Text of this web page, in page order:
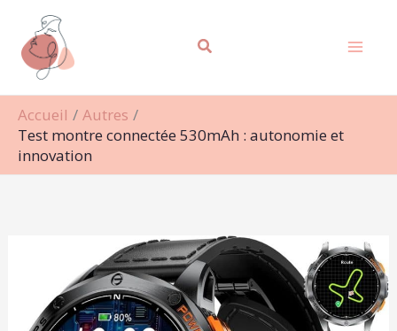
contenu
Accueil
Autres
Test montre connectée 530mAh : autonomie et
innovation
Rechercher